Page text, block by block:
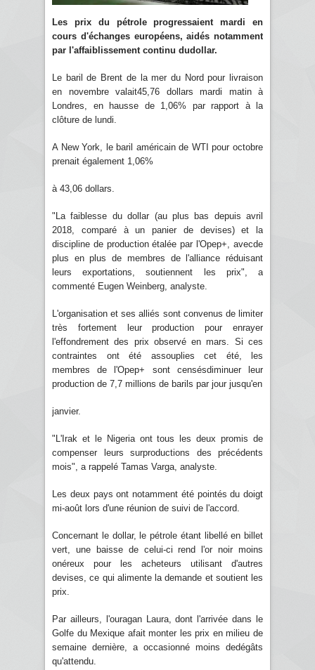
Les prix du pétrole progressaient mardi en
cours d'échanges européens, aidés notamment
par l'affaiblissement continu dudollar.
Le baril de Brent de la mer du Nord pour livraison
en novembre valait45,76 dollars mardi matin à
Londres, en hausse de 1,06% par rapport à la
clôture de lundi.
A New York, le baril américain de WTI pour octobre
prenait également 1,06%
à 43,06 dollars.
"La faiblesse du dollar (au plus bas depuis avril
2018, comparé à un panier de devises) et la
discipline de production étalée par l'Opep+, avecde
plus en plus de membres de l'alliance réduisant
leurs exportations, soutiennent les prix", a
commenté Eugen Weinberg, analyste.
L'organisation et ses alliés sont convenus de limiter
très fortement leur production pour enrayer
l'effondrement des prix observé en mars. Si ces
contraintes ont été assouplies cet été, les
membres de l'Opep+ sont censésdiminuer leur
production de 7,7 millions de barils par jour jusqu'en
janvier.
"L'Irak et le Nigeria ont tous les deux promis de
compenser leurs surproductions des précédents
mois", a rappelé Tamas Varga, analyste.
Les deux pays ont notamment été pointés du doigt
mi-août lors d'une réunion de suivi de l'accord.
Concernant le dollar, le pétrole étant libellé en billet
vert, une baisse de celui-ci rend l'or noir moins
onéreux pour les acheteurs utilisant d'autres
devises, ce qui alimente la demande et soutient les
prix.
Par ailleurs, l'ouragan Laura, dont l'arrivée dans le
Golfe du Mexique afait monter les prix en milieu de
semaine dernière, a occasionné moins dedégâts
qu'attendu.